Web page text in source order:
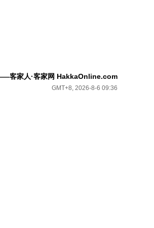
客家人·客家网 HakkaOnline.com
GMT+8, 2026-8-6 09:36